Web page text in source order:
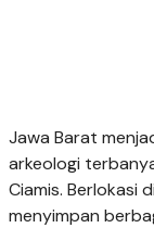
Jawa Barat
arkeologi
Ciamis. Berlokasi
menyimpan